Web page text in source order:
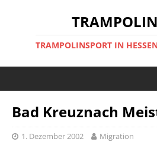
TRAMPOLINSPORT IN
Bad Kreuznach
1. Dezember 2002 Migration